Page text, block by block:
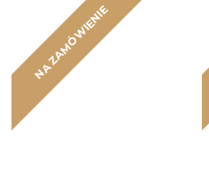
NA ZAMÓWIENIE